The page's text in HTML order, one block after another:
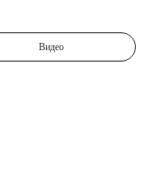
Видео